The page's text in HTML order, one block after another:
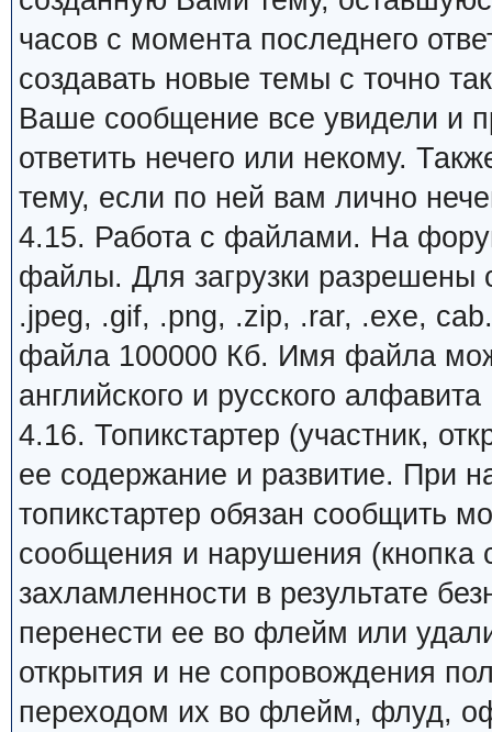
часов с момента последнего
создавать новые темы с точно
Ваше сообщение все увидели и
ответить нечего или некому.
тему, если по ней вам лично
4.15. Работа с файлами. На
файлы. Для загрузки
.jpeg, .gif, .png, .zip, .rar, .exe,
файла 100000 Кб. Имя файла
английского и русского алфавита
4.16. Топикстартер (участник,
ее содержание и развитие. При
топикстартер обязан сообщить
сообщения и нарушения
захламленности в результате
перенести ее во флейм или
открытия и не сопровождения
переходом их во флейм, флуд,